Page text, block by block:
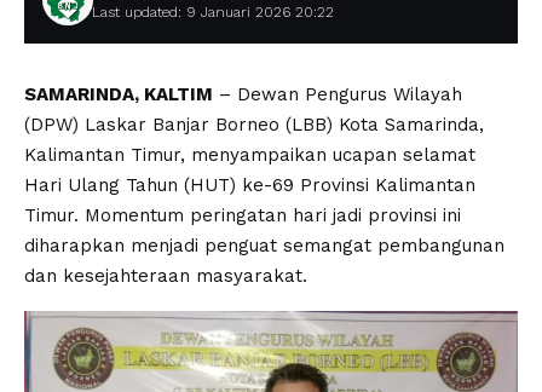
Last updated: 9 Januari 2026 20:22
SAMARINDA, KALTIM – Dewan Pengurus Wilayah
(DPW) Laskar Banjar Borneo (LBB) Kota Samarinda,
Kalimantan Timur, menyampaikan ucapan selamat
Hari Ulang Tahun (HUT) ke-69 Provinsi Kalimantan
Timur. Momentum peringatan hari jadi provinsi ini
diharapkan menjadi penguat semangat pembangunan
dan kesejahteraan masyarakat.